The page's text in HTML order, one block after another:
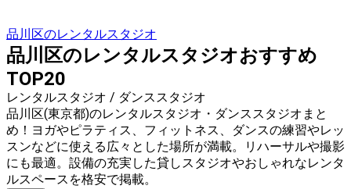
品川区のレンタルスタジオ
品川区のレンタルスタジオおすすめ
TOP20
レンタルスタジオ / ダンススタジオ
品川区(東京都)のレンタルスタジオ・ダンススタジオまと
め！ヨガやピラティス、フィットネス、ダンスの練習やレッ
スンなどに使える広々とした場所が満載。リハーサルや撮影
にも最適。設備の充実した貸しスタジオやおしゃれなレンタ
ルスペースを格安で掲載。